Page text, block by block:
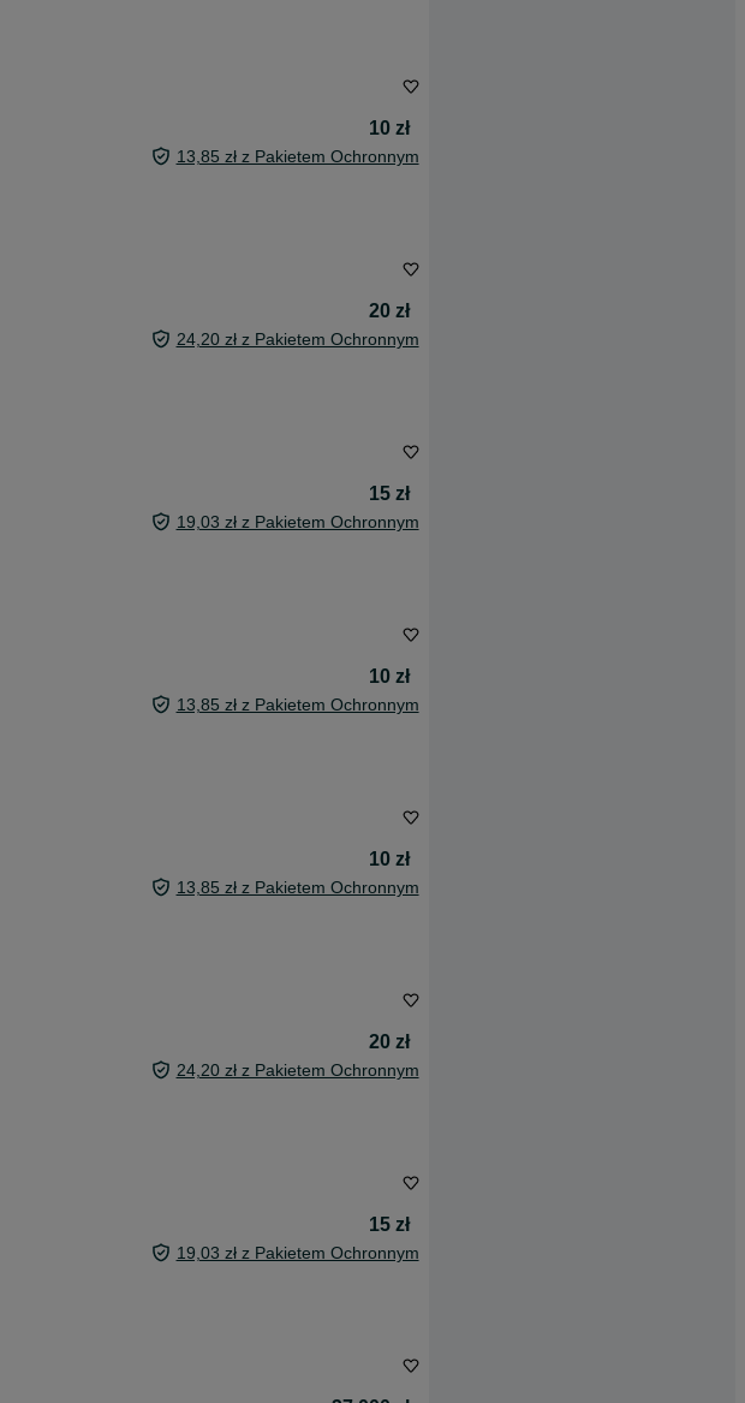
10 zł
13,85 zł z Pakietem Ochronnym
20 zł
24,20 zł z Pakietem Ochronnym
15 zł
19,03 zł z Pakietem Ochronnym
10 zł
13,85 zł z Pakietem Ochronnym
10 zł
13,85 zł z Pakietem Ochronnym
20 zł
24,20 zł z Pakietem Ochronnym
15 zł
19,03 zł z Pakietem Ochronnym